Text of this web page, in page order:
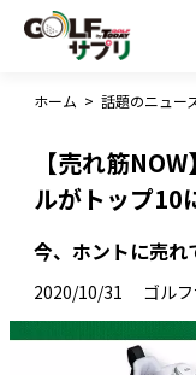
ホーム > 話題のニュー
【売れ筋
ルがトップ10
今、ホントに売れ
2020/10/31 ゴル